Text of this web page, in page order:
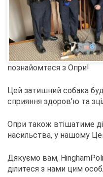
познайомтеся з Опри!
Цей затишний собака
сприяння здоров'ю та
Опри також втішатиме
насильства, у нашому
Дякуємо вам,
ділитеся з нами цим